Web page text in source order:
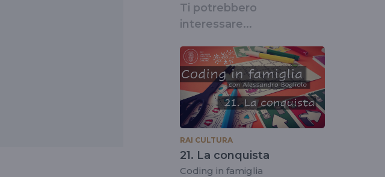
Ti potrebbero
interessare...
RAI CULTURA
21. La conquista
Coding in famiglia